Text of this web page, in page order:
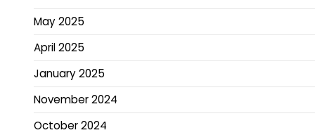
May 2025
April 2025
January 2025
November 2024
October 2024